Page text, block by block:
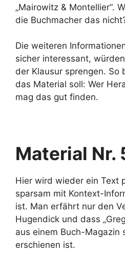
„Mairowitz & Montellier“.
die Buchmacher das
Die weiteren
sicher interessant,
der Klausur sprengen. So
das Material soll: Wer
mag das gut finden.
Material Nr.
Hier wird wieder ein Text
sparsam mit Kontext-
ist. Man erfährt nur den
Hugendick und dass
aus einem Buch-Magazin
erschienen ist.